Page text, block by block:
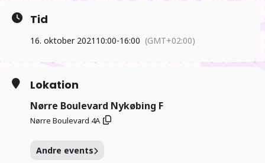
ikoniske DeLorean som var med i 2019 eller se den Mad Max
inspirerede Datsun 240Z (Team Seldal)
En dag i “Nørdens” tegn
Tid
16. oktober 2021 10:00-16:00 (GMT+02:00)
Lokation
Nørre Boulevard Nykøbing F
Nørre Boulevard 4A
Andre events